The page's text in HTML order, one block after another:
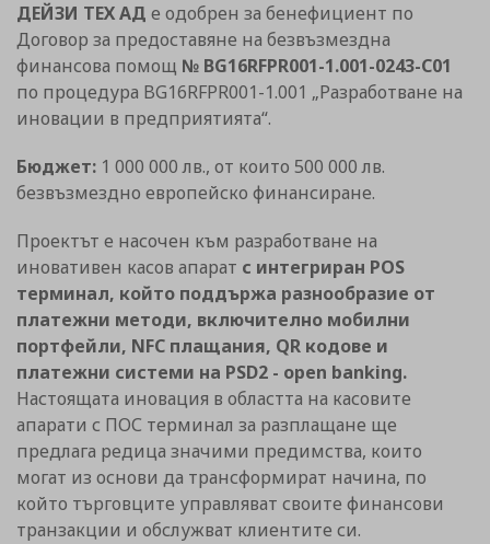
ДЕЙЗИ ТЕХ АД е одобрен за бенефициент по
Договор за предоставяне на безвъзмездна
финансова помощ № BG16RFPR001-1.001-0243-C01
по процедура BG16RFPR001-1.001 „Разработване на
иновации в предприятията“.
Бюджет: 1 000 000 лв., от които 500 000 лв.
безвъзмездно европейско финансиране.
Проектът е насочен към разработване на
иновативен касов апарат с интегриран POS
терминал, който поддържа разнообразие от
платежни методи, включително мобилни
портфейли, NFC плащания, QR кодове и
платежни системи на PSD2 - open banking.
Настоящата иновация в областта на касовите
апарати с ПОС терминал за разплащане ще
предлага редица значими предимства, които
могат из основи да трансформират начина, по
който търговците управляват своите финансови
транзакции и обслужват клиентите си.